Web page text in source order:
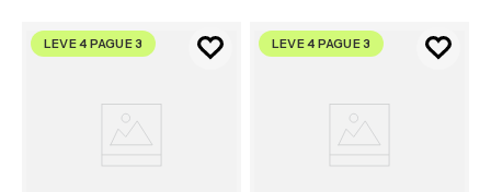
LEVE 4 PAGUE 3 LEVE 4 PAGUE 3